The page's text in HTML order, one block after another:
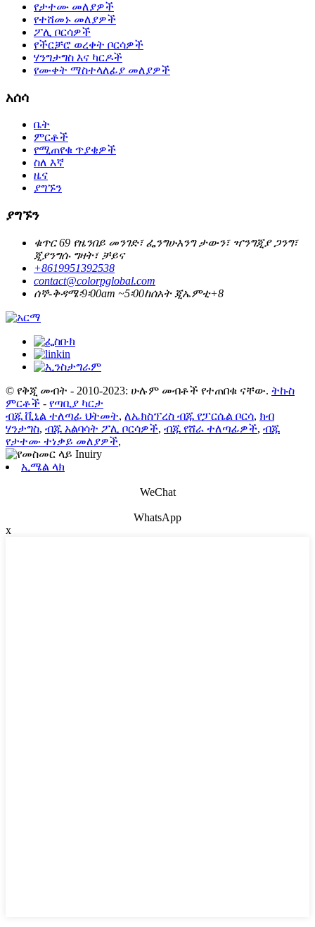
የታተሙ መለያዎች
የተሸመኑ መለያዎች
ፖሊ ቦርሳዎች
የችርቻሮ ወረቀት ቦርሳዎች
ሃንግታግስ እና ካርዶች
የሙቀት ማስተላለፊያ መለያዎች
አሰሳ
ቤት
ምርቶች
የሚጠየቁ ጥያቄዎች
ስለ እኛ
ዜና
ያግኙን
ያግኙን
ቁጥር 69 የዜንበይ መንገድ፣ ፌንግሁአንግ ታውን፣ ዣንግጂያ ጋንግ፣
ጂያንግሱ ግዛት፣ ቻይና
+8619951392538
contact@colorpglobal.com
ሰኞ-ቅዳሜ፡9፡00am ~5፡00ከሰአት ጂኤምቲ+8
© የቅጂ መብት - 2010-2023: ሁሉም መብቶች የተጠበቁ ናቸው. ትኩስ
ምርቶች - የጣቢያ ካርታ
ብጁ ቪኒል ተለጣፊ ህትመት, ለኤክስፕረስ ብጁ የፓርሴል ቦርሳ, ክብ
ሃንታግስ, ብጁ አልባሳት ፖሊ ቦርሳዎች, ብጁ የሸራ ተለጣፊዎች, ብጁ
የታተሙ ተነቃይ መለያዎች,
ኢሜል ላክ
WeChat
WhatsApp
x